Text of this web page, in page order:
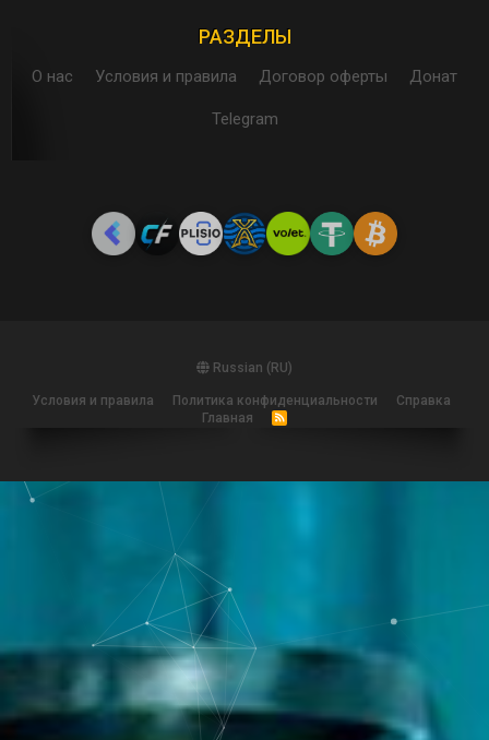
РАЗДЕЛЫ
О нас Условия и правила Договор оферты Донат
Telegram
Russian (RU)
Условия и правила Политика конфиденциальности
Справка
Главная
R